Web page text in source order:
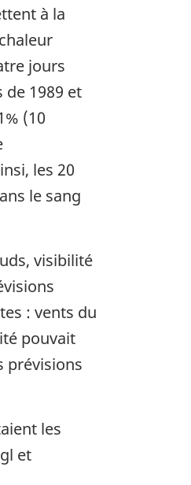
à la
jours
de 1989 et
(10
les 20
le sang
visibilité
: vents du
pouvait
prévisions
les
et